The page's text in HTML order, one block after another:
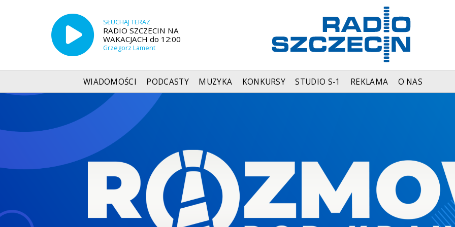
SŁUCHAJ TERAZ
RADIO SZCZECIN NA
WAKACJACH do 12:00
Grzegorz Lament
WIADOMOŚCI PODCASTY MUZYKA KONKURSY STUDIO S-1 REKLAMA O NAS